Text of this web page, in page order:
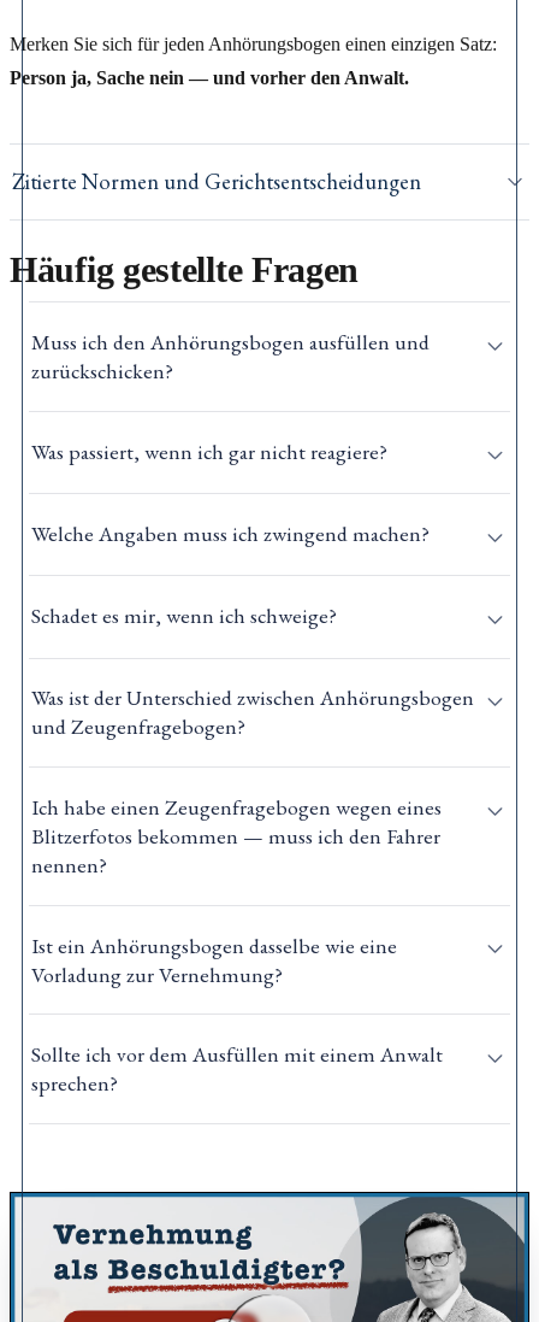
Merken Sie sich für jeden Anhörungsbogen einen einzigen Satz:
Person ja, Sache nein — und vorher den Anwalt.
Zitierte Normen und Gerichtsentscheidungen
Häufig gestellte Fragen
Muss ich den Anhörungsbogen ausfüllen und
zurückschicken?
Was passiert, wenn ich gar nicht reagiere?
Welche Angaben muss ich zwingend machen?
Schadet es mir, wenn ich schweige?
Was ist der Unterschied zwischen Anhörungsbogen
und Zeugenfragebogen?
Ich habe einen Zeugenfragebogen wegen eines
Blitzerfotos bekommen — muss ich den Fahrer
nennen?
Ist ein Anhörungsbogen dasselbe wie eine
Vorladung zur Vernehmung?
Sollte ich vor dem Ausfüllen mit einem Anwalt
sprechen?